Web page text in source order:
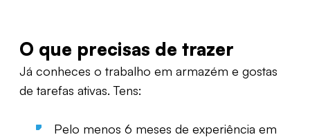
O que precisas de trazer
Já conheces o trabalho em armazém e gostas
de tarefas ativas. Tens:
Pelo menos 6 meses de experiência em